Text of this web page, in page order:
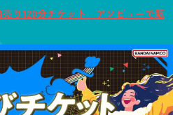
売り120分チケット アソビューで販